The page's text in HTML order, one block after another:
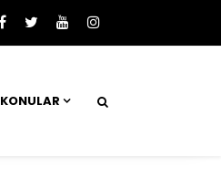
KONULAR